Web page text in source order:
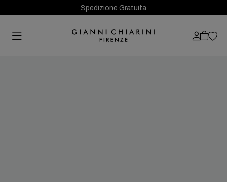
Spedizione Gratuita